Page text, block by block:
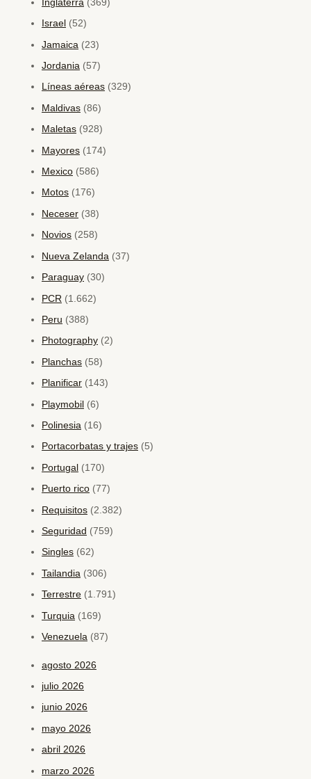
Inglaterra (369)
Israel (52)
Jamaica (23)
Jordania (57)
Líneas aéreas (329)
Maldivas (86)
Maletas (928)
Mayores (174)
Mexico (586)
Motos (176)
Neceser (38)
Novios (258)
Nueva Zelanda (37)
Paraguay (30)
PCR (1.662)
Peru (388)
Photography (2)
Planchas (58)
Planificar (143)
Playmobil (6)
Polinesia (16)
Portacorbatas y trajes (5)
Portugal (170)
Puerto rico (77)
Requisitos (2.382)
Seguridad (759)
Singles (62)
Tailandia (306)
Terrestre (1.791)
Turquia (169)
Venezuela (87)
agosto 2026
julio 2026
junio 2026
mayo 2026
abril 2026
marzo 2026